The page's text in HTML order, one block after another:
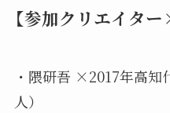
【参加クリエイタ
・隈研吾 ×2017年高知
人）